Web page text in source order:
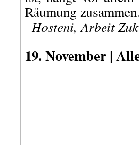
Was man schon
Veranstaltungen
ist seit Berlin,
ziemlich transparent.
Um ihre wirren